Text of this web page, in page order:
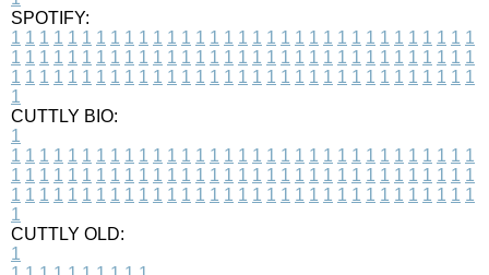
SPOTIFY:
1 1 1 1 1 1 1 1 1 1 1 1 1 1 1 1 1 1 1 1 1 1 1 1 1 1 1 1 1 1 1 1 1
1 1 1 1 1 1 1 1 1 1 1 1 1 1 1 1 1 1 1 1 1 1 1 1 1 1 1 1 1 1 1 1 1
1 1 1 1 1 1 1 1 1 1 1 1 1 1 1 1 1 1 1 1 1 1 1 1 1 1 1 1 1 1 1 1 1
1
CUTTLY BIO:
1
1 1 1 1 1 1 1 1 1 1 1 1 1 1 1 1 1 1 1 1 1 1 1 1 1 1 1 1 1 1 1 1 1
1 1 1 1 1 1 1 1 1 1 1 1 1 1 1 1 1 1 1 1 1 1 1 1 1 1 1 1 1 1 1 1 1
1 1 1 1 1 1 1 1 1 1 1 1 1 1 1 1 1 1 1 1 1 1 1 1 1 1 1 1 1 1 1 1 1
1
CUTTLY OLD:
1